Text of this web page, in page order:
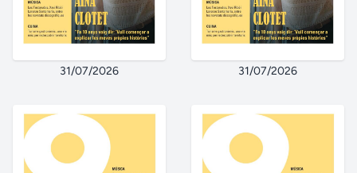
31/07/2026 31/07/2026